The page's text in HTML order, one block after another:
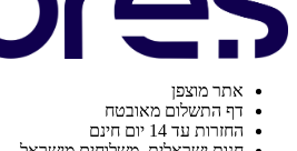
אתר מוצפן
דף התשלום מאובטח
החזרות עד 14 יום חינם